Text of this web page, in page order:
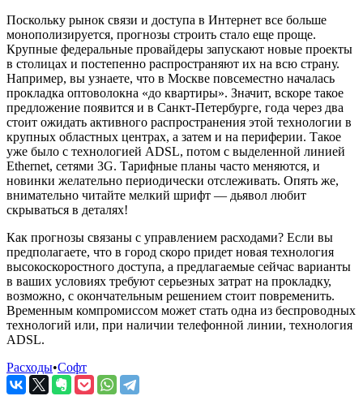
Поскольку рынок связи и доступа в Интернет все больше
монополизируется, прогнозы строить стало еще проще.
Крупные федеральные провайдеры запускают новые проекты
в столицах и постепенно распространяют их на всю страну.
Например, вы узнаете, что в Москве повсеместно началась
прокладка оптоволокна «до квартиры». Значит, вскоре такое
предложение появится и в Санкт-Петербурге, года через два
стоит ожидать активного распространения этой технологии в
крупных областных центрах, а затем и на периферии. Такое
уже было с технологией ADSL, потом с выделенной линией
Ethernet, сетями 3G. Тарифные планы часто меняются, и
новинки желательно периодически отслеживать. Опять же,
внимательно читайте мелкий шрифт — дьявол любит
скрываться в деталях!
Как прогнозы связаны с управлением расходами? Если вы
предполагаете, что в город скоро придет новая технология
высокоскоростного доступа, а предлагаемые сейчас варианты
в ваших условиях требуют серьезных затрат на прокладку,
возможно, с окончательным решением стоит повременить.
Временным компромиссом может стать одна из беспроводных
технологий или, при наличии телефонной линии, технология
ADSL.
Расходы•Софт